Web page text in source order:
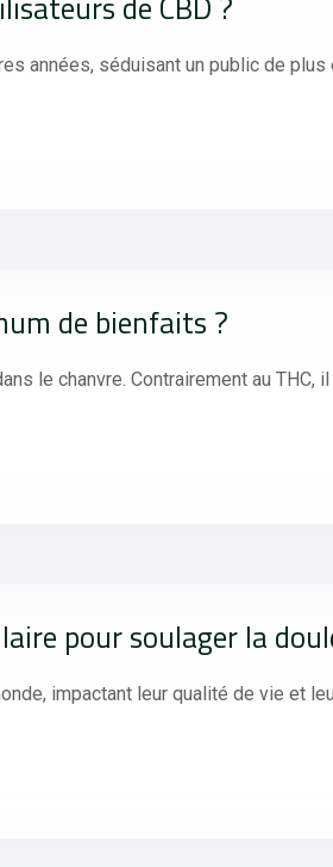
années, séduisant un public de plus
de bienfaits ?
le chanvre. Contrairement au THC,
pour soulager la
impactant leur qualité de vie et